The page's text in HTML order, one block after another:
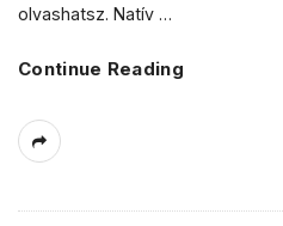
olvashatsz. Natív …
Continue Reading